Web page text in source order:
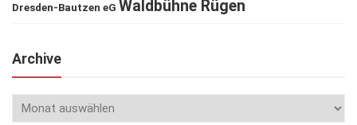
Dresden-Bautzen eG Waldbühne Rügen
Archive